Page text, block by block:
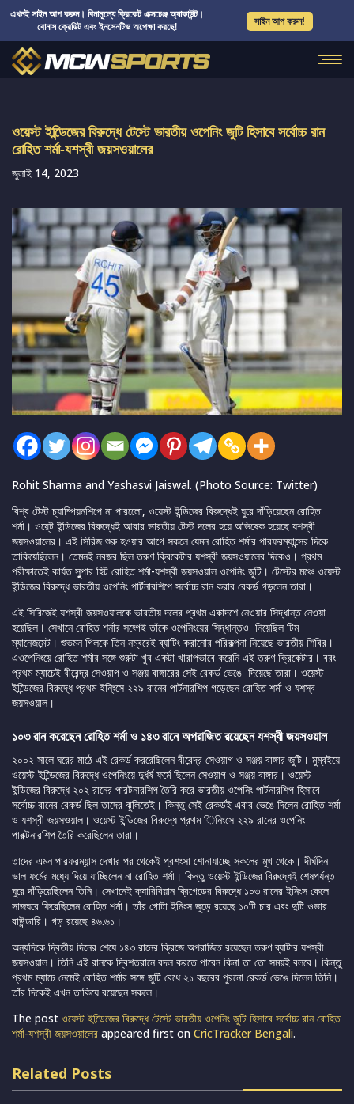
এখনই সাইন আপ করুন। বিনামূল্যে ক্রিকেট এক্সচেঞ্জ অ্যাকাউন্ট।
বোনাস ক্রেডিট এবং ইনসেনটিভ অপেক্ষা করছে!
সাইন আপ করুন!
ওয়েস্ট ইন্ডিেজের বিরুদ্ধে টেস্টে ভারতীয় ওপেনিং জুটি হিসাবে সর্বোচ্চ রান
রোহিত শর্মা-যশস্বী জয়সওয়ালের
জুলাই 14, 2023
Rohit Sharma and Yashasvi Jaiswal. (Photo Source: Twitter)
বিশ্ব টেস্ট চ্যাম্পিয়নশিপে না পারলেো, ওয়েস্ট ইন্ডিজের বিরুদ্ধেই ঘুরে দাঁড়িয়েছেন রোহিত
শর্মা। ওয়ে্ট ইন্ডিজের বিরুদ্ধেই আবার ভারতীয় টেস্ট দলের হয়ে অভিষেক হয়েছে যশস্বী
জয়সওয়ালের। এই সিরিজ শুরু হওয়ার আগে সকলে যেমন রোহিত শর্মার পারফরম্যান্সের দিকে
তাকিয়েছিলেন। তেমনই নবজর ছিল তরুণ ক্রিকেটার যশস্বী জয়সওয়ালের দিকেও। প্রথম
পরীক্ষাতেই কার্যত সুুপার হিট রোহিত শর্মা-যশস্বী জয়সওয়াল ওপেনিং জুটি। টেস্টের মঞ্চে ওয়েস্ট
ইন্ডিজের বিরুদ্ধে ভারতীয় ওপেনিং পার্টনারশিপে সর্বোচ্চ রান করার রেকর্ড গড়লেন তারা।
এই সিরিজেই যশস্বী জয়সওয়ালকে ভারতীয় দলের প্রথম একাদশে নেওয়ার সিদ্ধান্ত নেওয়া
হয়েছিল। সেখানে রোহিত শর্নার সহ্গেই তাঁকে ওপেনিংয়ের সিদ্ধান্তও নিয়েছিল টিম
ম্যানেজমেন্ট। শুভমন গিলকে তিন নম্বরেই ব্যাটিং করানোর পরিকল্পনা নিয়েছে ভারতীয় শিবির।
এওপেনিংয়ে রোহিত শর্মার সঙ্গে শুরুটা খুব একটা খারাপভাবে করেনি এই তরুণ ক্রিকেটার। বরং
প্রথম ম্যাচেই বীরেন্দ্র সেওয়াগ ও সঞ্জয় বাঙ্গারের সেই রেকর্ড ভেঙে দিয়েছে তারা। ওয়েস্ট
ইন্ডিেজের বিরুদ্ধে প্রথম ইনি্ংসে ২২৯ রানের পার্টনারশিপ গড়েছেন রোহিত শর্মা ও যশস্ব
জয়সওয়াল।
১০৩ রান করেছেন রোহিত শর্মা ও ১৪৩ রানে অপরাজিত রয়েছেন যশস্বী জয়সওয়াল
২০০২ সালে ঘরের মাঠে এই রেকর্ড কররেছিলেন বীরেন্দ্র সেওয়াগ ও সঞ্জয় বাঙ্গার জুটি। মুম্বইয়ে
ওয়েস্ট ইন্ডিেজের বিরুদ্ধে ওপেনিংয়ে দুর্ধর্ষ ফর্মে ছিলেন সেওয়াগ ও সঞ্জয় বাঙ্গার। ওয়েস্ট
ইন্ডিজের বিরুদ্ধে ২০২ রানের পারটনারশিপ তৈরি করে ভারতীয় ওপেনিং পার্টনারশিপ হিসাবে
সর্বোচ্চ রানের রেকর্ড ছিল তাদের ঝুলিতেই। কিন্তু সেই রেকর্ডই এবার ভেঙে দিলেন রোহিত শর্মা
ও যশস্বী জয়সওয়াল। ওয়েস্ট ইন্ডিজের বিরুদ্ধে প্রথম িনিংসে ২২৯ রানের ওপেনিং
পারক্টনারশিপ তৈরি করেছিলেন তারা।
তাদের এমন পারফরম্যান্স দেখার পর থেকেই প্রশংসা শোনাযাচ্ছে সকলের মুখ থেকে। দীর্ঘদিন
ভাল ফর্মের মধ্যে দিয়ে যাচ্ছিলেন না রোহিত শর্মা। কিন্তু ওয়েস্ট ইন্ডিজের বিরুদ্ধেই শেষপর্যন্ত
ঘুরে দাঁড়িয়েছিলেন তিনি। সেখানেই ক্যারিবিয়ান ব্রিগেডের বিরুদ্ধে ১০৩ রানের ইনিংস কেলে
সাজঘরে ফিরেছিলেন রোহিত শর্মা। তাঁর গোটা ইনিংস জুড়ে রয়েছে ১০টি চার এবং দুটি ওভার
বাউন্ডারি। গড় রয়েছে ৪৬.৬১।
অন্যদিকে দ্বিতীয় দিনের শেষে ১৪৩ রানের ক্রিজে অপরাজিত রয়েছেন তরুণ ব্যাটার যশস্বী
জয়সওয়াল। তিনি এই রানকে দ্বিশতরানে বদল করতে পারেন কিনা তা তো সময়ই বলবে। কিন্তু
প্রথম ম্যাচে নেমেই রোহিত শর্মার সঙ্গে জুটি বেধে ২১ বছরের পুরনো রেকর্ড ভেঙে দিলেন তিনি।
তাঁর দিকেই এখন তাকিয়ে রয়েছেন সকলে।
The post ওয়েস্ট ইন্ডিেজের বিরুদ্ধে টেস্টে ভারতীয় ওপেনিং জুটি হিসাবে সর্বোচ্চ রান রোহিত
শর্মা-যশস্বী জয়সওয়ালের appeared first on CricTracker Bengali.
Related Posts